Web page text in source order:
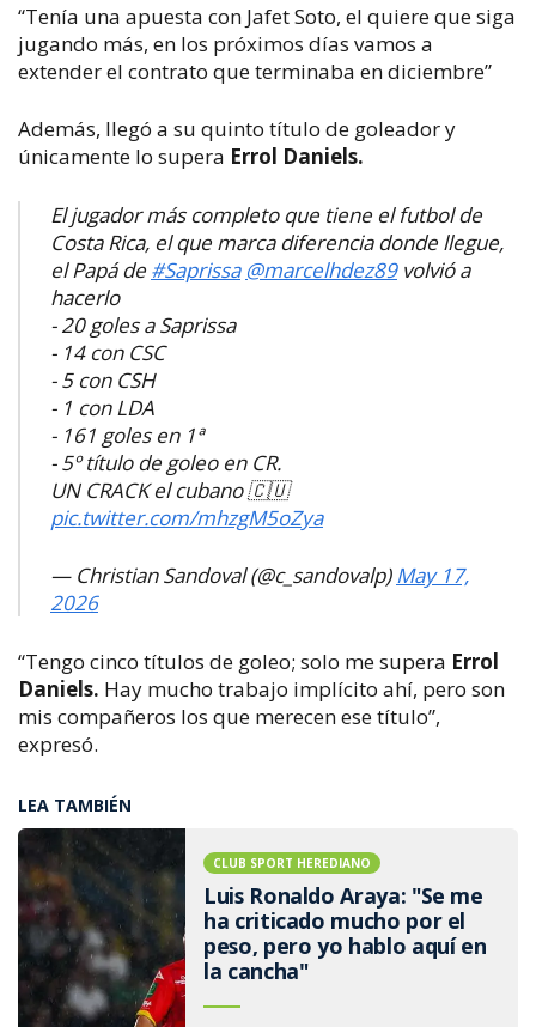
“Tenía una apuesta con Jafet Soto, el quiere que siga
jugando más, en los próximos días vamos a
extender el contrato que terminaba en diciembre”
Además, llegó a su quinto título de goleador y
únicamente lo supera Errol Daniels.
El jugador más completo que tiene el futbol de
Costa Rica, el que marca diferencia donde llegue,
el Papá de #Saprissa @marcelhdez89volvió a
hacerlo
- 20 goles a Saprissa
- 14 con CSC
- 5 con CSH
- 1 con LDA
- 161 goles en 1ª
- 5º título de goleo en CR.
UN CRACK el cubano 🇨🇺
pic.twitter.com/mhzgM5oZya
— Christian Sandoval (@c_sandovalp)May 17,
2026
“Tengo cinco títulos de goleo; solo me supera Errol
Daniels. Hay mucho trabajo implícito ahí, pero son
mis compañeros los que merecen ese título”,
expresó.
LEA TAMBIÉN
CLUB SPORT HEREDIANO
Luis Ronaldo Araya: "Se me
ha criticado mucho por el
peso, pero yo hablo aquí en
la cancha"